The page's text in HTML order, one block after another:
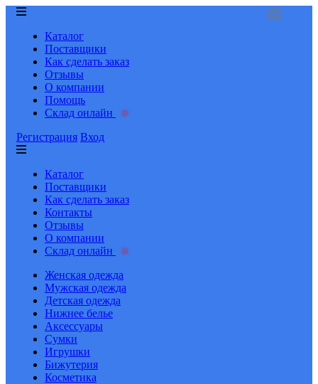
Каталог
Поставщики
Как сделать заказ
Отзывы
О компании
Помощь
Склад онлайн
Регистрация Вход
Каталог
Поставщики
Как сделать заказ
Контакты
Отзывы
О компании
Склад онлайн
Женская одежда
Мужская одежда
Детская одежда
Нижнее белье
Аксессуары
Сумки
Игрушки
Бижутерия
Косметика